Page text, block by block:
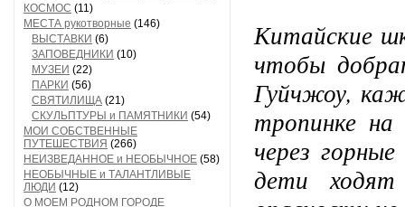
КОСМОС (11)
МЕСТА рукотворные (146)
ВЫСТАВКИ (6)
ЗАПОВЕДНИКИ (10)
МУЗЕИ (22)
ПАРКИ (56)
СВЯТИЛИЩА (21)
СКУЛЬПТУРЫ и ПАМЯТНИКИ (54)
МОИ СОБСТВЕННЫЕ
ПУТЕШЕСТВИЯ (266)
НЕИЗВЕДАННОЕ и НЕОБЫЧНОЕ (58)
НЕОБЫЧНЫЕ и ТАЛАНТЛИВЫЕ
ЛЮДИ (12)
О МОЕМ РОДНОМ ГОРОДЕ
Китайские
чтобы
Гуйчжоу,
тропинке
через
дети